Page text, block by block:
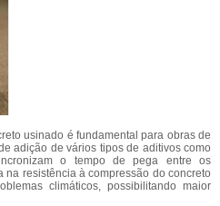
usinado é fundamental para obras de
adição de vários tipos de aditivos como
o tempo de pega entre os
resistência à compressão do concreto
climáticos, possibilitando maior